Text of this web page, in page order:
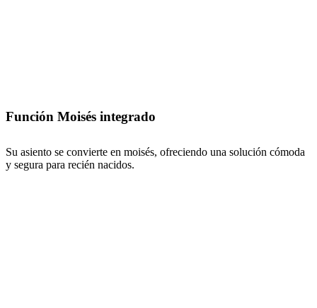
Función Moisés integrado
Su asiento se convierte en moisés, ofreciendo una solución cómoda
y segura para recién nacidos.